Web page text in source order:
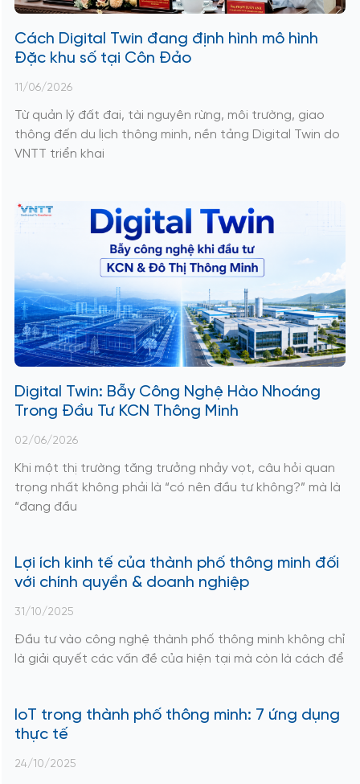
Cách Digital Twin đang định hình mô hình
Đặc khu số tại Côn Đảo
11/06/2026
Từ quản lý đất đai, tài nguyên rừng, môi trường, giao
thông đến du lịch thông minh, nền tảng Digital Twin do
VNTT triển khai
Digital Twin: Bẫy Công Nghệ Hào Nhoáng
Trong Đầu Tư KCN Thông Minh
02/06/2026
Khi một thị trường tăng trưởng nhảy vọt, câu hỏi quan
trọng nhất không phải là “có nên đầu tư không?” mà là
“đang đầu
Lợi ích kinh tế của thành phố thông minh đối
với chính quyền & doanh nghiệp
31/10/2025
Đầu tư vào công nghệ thành phố thông minh không chỉ
là giải quyết các vấn đề của hiện tại mà còn là cách để
IoT trong thành phố thông minh: 7 ứng dụng
thực tế
24/10/2025